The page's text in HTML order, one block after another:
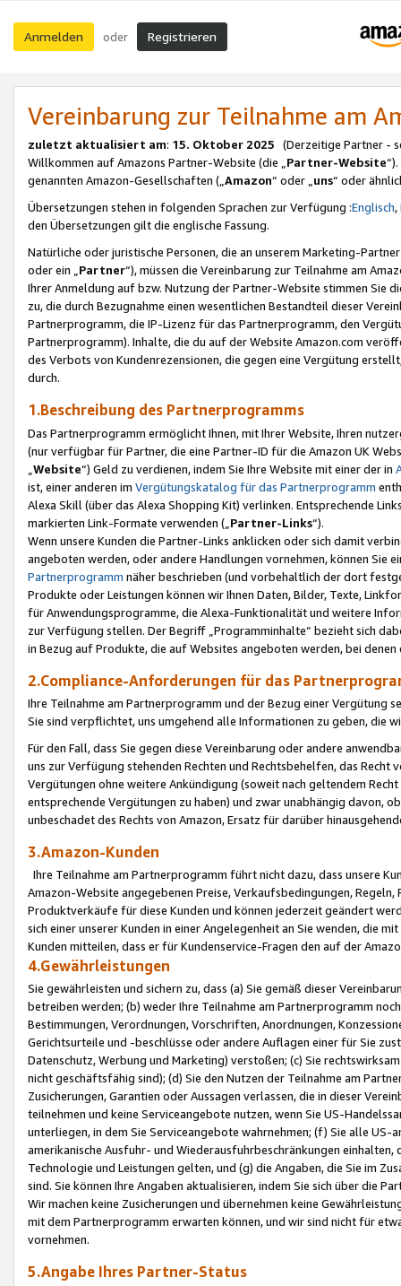
Anmelden oder Registrieren
Vereinbarung zur Teilnahme am
zuletzt aktualisiert am: 15. Oktober 2025 (Derzeitige Partner -
Willkommen auf Amazons Partner-Website (die „Partner-Website
genannten Amazon-Gesellschaften („Amazon“ oder „uns“ oder
Übersetzungen stehen in folgenden Sprachen zur Verfügung :Englisch,
den Übersetzungen gilt die englische Fassung.
Natürliche oder juristische Personen, die an unserem Marketing-
oder ein „Partner“), müssen die Vereinbarung zur Teilnahme am
Ihrer Anmeldung auf bzw. Nutzung der Partner-Website stimmen Sie
zu, die durch Bezugnahme einen wesentlichen Bestandteil dieser
Partnerprogramm, die IP-Lizenz für das Partnerprogramm, den
Partnerprogramm). Inhalte, die du auf der Website Amazon.com
des Verbots von Kundenrezensionen, die gegen eine Vergütung
durch.
1.Beschreibung des Partnerprogramms
Das Partnerprogramm ermöglicht Ihnen, mit Ihrer Website, Ihren
(nur verfügbar für Partner, die eine Partner-ID für die Amazon UK
Website“) Geld zu verdienen, indem Sie Ihre Website mit einer der in
ist, einer anderen im Vergütungskatalog für das Partnerprogramm
Alexa Skill (über das Alexa Shopping Kit) verlinken. Entsprechende
markierten Link-Formate verwenden („ Partner-Links“).
Wenn unsere Kunden die Partner-Links anklicken oder sich damit
angeboten werden, oder andere Handlungen vornehmen, können Sie
Partnerprogramm näher beschrieben (und vorbehaltlich der dort
Produkte oder Leistungen können wir Ihnen Daten, Bilder, Texte,
für Anwendungsprogramme, die Alexa-Funktionalität und weitere
zur Verfügung stellen. Der Begriff „Programminhalte“ bezieht sich
in Bezug auf Produkte, die auf Websites angeboten werden, bei
2.Compliance-Anforderungen für das
Ihre Teilnahme am Partnerprogramm und der Bezug einer Vergütung
Sie sind verpflichtet, uns umgehend alle Informationen zu geben, die
Für den Fall, dass Sie gegen diese Vereinbarung oder andere
uns zur Verfügung stehenden Rechten und Rechtsbehelfen, das
Vergütungen ohne weitere Ankündigung (soweit nach geltendem
entsprechende Vergütungen zu haben) und zwar unabhängig davon,
unbeschadet des Rechts von Amazon, Ersatz für darüber
3.Amazon-Kunden
Ihre Teilnahme am Partnerprogramm führt nicht dazu, dass unsere
Amazon-Website angegebenen Preise, Verkaufsbedingungen,
Produktverkäufe für diese Kunden und können jederzeit geändert
sich einer unserer Kunden in einer Angelegenheit an Sie wenden, die
Kunden mitteilen, dass er für Kundenservice-Fragen den auf der
4.Gewährleistungen
Sie gewährleisten und sichern zu, dass (a) Sie gemäß dieser
betreiben werden; (b) weder Ihre Teilnahme am Partnerprogramm
Bestimmungen, Verordnungen, Vorschriften, Anordnungen,
Gerichtsurteile und -beschlüsse oder andere Auflagen einer für Sie
Datenschutz, Werbung und Marketing) verstoßen; (c) Sie
nicht geschäftsfähig sind); (d) Sie den Nutzen der Teilnahme am
Zusicherungen, Garantien oder Aussagen verlassen, die in dieser
teilnehmen und keine Serviceangebote nutzen, wenn Sie US-
unterliegen, in dem Sie Serviceangebote wahrnehmen; (f) Sie alle
amerikanische Ausfuhr- und Wiederausfuhrbeschränkungen
Technologie und Leistungen gelten, und (g) die Angaben, die Sie im
sind. Sie können Ihre Angaben aktualisieren, indem Sie sich über die
Wir machen keine Zusicherungen und übernehmen keine
mit dem Partnerprogramm erwarten können, und wir sind nicht für
vornehmen.
5.Angabe Ihres Partner-Status